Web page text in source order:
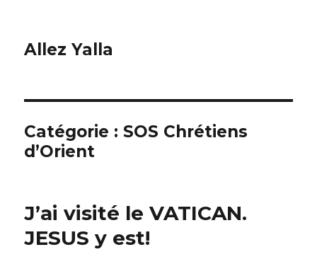
Allez Yalla
Catégorie : SOS Chrétiens
d’Orient
J’ai visité le VATICAN.
JESUS y est!